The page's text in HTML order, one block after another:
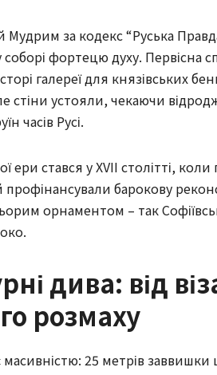
Мудрим за кодекс “Руська
фортецю духу. Первісна
галереї для князівських
стіни устояли, чекаючи
часів Русі.
ери стався у XVII столітті,
барокову
орнаментом – так
дива: від
розмаху
масивністю: 25 метрів